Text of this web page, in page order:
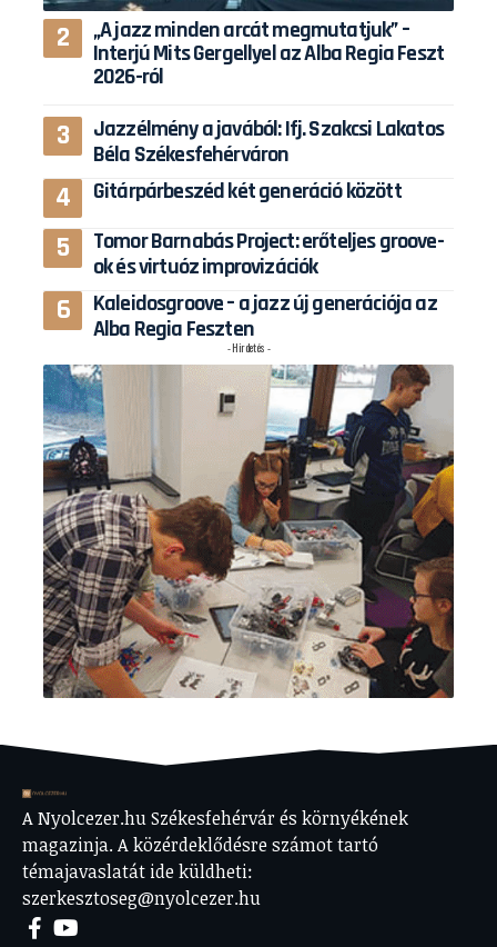
„A jazz minden arcát megmutatjuk” –
Interjú Mits Gergellyel az Alba Regia Feszt
2026-ról
Jazzélmény a javából: Ifj. Szakcsi Lakatos
Béla Székesfehérváron
Gitárpárbeszéd két generáció között
Tomor Barnabás Project: erőteljes groove-
ok és virtuóz improvizációk
Kaleidosgroove – a jazz új generációja az
Alba Regia Feszten
- Hirdetés -
A Nyolcezer.hu Székesfehérvár és környékének
magazinja. A közérdeklődésre számot tartó
témajavaslatát ide küldheti:
szerkesztoseg@nyolcezer.hu